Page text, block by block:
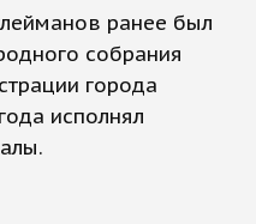
ранее был
собрания
города
исполнял